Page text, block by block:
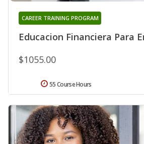
Educacion Financiera Para
CAREER TRAINING PROGRAM
$1055.00
55 Course Hours